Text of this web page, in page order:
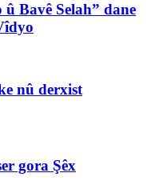
Bavê Selah” dane
nû derxist
gora Şêx